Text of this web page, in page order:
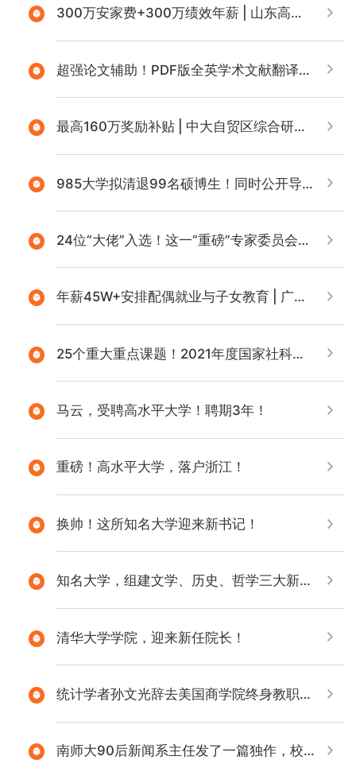
300万安家费+300万绩效年薪 | 山东高校、中大南方学院诚聘社科人才
超强论文辅助！PDF版全英学术文献翻译一次搞定
最高160万奖励补贴 | 中大自贸区综合研究院、深大经济学博士后流动站诚聘社科人才
985大学拟清退99名硕博生！同时公开导师姓名
24位“大佬”入选！这一“重磅”专家委员会名单终于出炉
年薪45W+安排配偶就业与子女教育 | 广州、北京诚聘社科人才
25个重大重点课题！2021年度国家社科基金教育学项目申报已开启
马云，受聘高水平大学！聘期3年！
重磅！高水平大学，落户浙江！
换帅！这所知名大学迎来新书记！
知名大学，组建文学、历史、哲学三大新学院
清华大学学院，迎来新任院长！
统计学者孙文光辞去美国商学院终身教职，全职加盟浙大
南师大90后新闻系主任发了一篇独作，校长为何专程去慰问？